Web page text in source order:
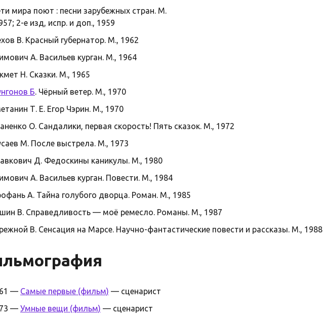
мира поют : песни зарубежных стран. М.
2-е изд, испр. и доп., 1959
В. Красный губернатор. М., 1962
А. Васильев курган. М., 1964
Н. Сказки. М., 1965
Б. Чёрный ветер. М., 1970
Т. Е. Егор Чэрин. М., 1970
О. Сандалики, первая скорость! Пять сказок. М., 1972
М. После выстрела. М., 1973
Д. Федоскины каникулы. М., 1980
А. Васильев курган. Повести. М., 1984
А. Тайна голубого дворца. Роман. М., 1985
В. Справедливость — моё ремесло. Романы. М., 1987
В. Сенсация на Марсе. Научно-фантастические повести и рассказы. М., 1988
— Самые первые (фильм) — сценарист
— Умные вещи (фильм) — сценарист